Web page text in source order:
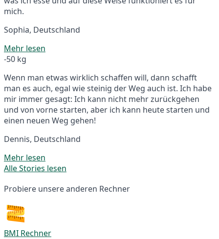
mich.
Sophia, Deutschland
Mehr lesen
-50 kg
Wenn man etwas wirklich schaffen will, dann schafft
man es auch, egal wie steinig der Weg auch ist. Ich habe
mir immer gesagt: Ich kann nicht mehr zurückgehen
und von vorne starten, aber ich kann heute starten und
einen neuen Weg gehen!
Dennis, Deutschland
Mehr lesen
Alle Stories lesen
Probiere unsere anderen Rechner
BMI Rechner